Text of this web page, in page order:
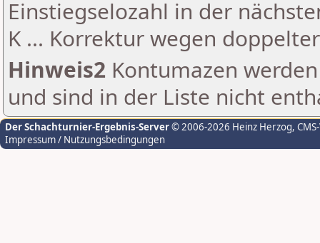
Einstiegselozahl in der
K ... Korrektur wegen
Hinweis2 Kontumazen
und sind in der Liste nicht
Der Schachturnier-Ergebnis-Server© 2006-2026 Heinz Herzog,
Impressum / Nutzungsbedingungen